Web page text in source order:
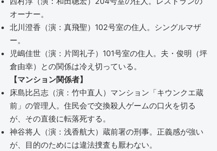
オーナー。
北川澄香（演：真飛聖）102号室の住人。シングルマザ
ー。
児嶋佳世（演：片岡礼子）101号室の住人。夫・俊明（坪
倉由幸）との関係は冷え切っている。
【マンション関係者】
床島比呂志（演：竹中直人）マンション「キウンクエ蔵
前」の管理人。住民会で交換殺人ゲームの口火を切る
が、その直後に転落死する。
神谷将人（演：浅香航大）蔵前署の刑事。正義感が強い
が、目的のためには違法捜査も厭わない。